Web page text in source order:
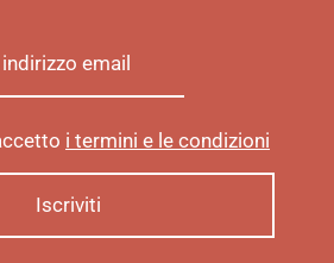
i termini e le condizioni